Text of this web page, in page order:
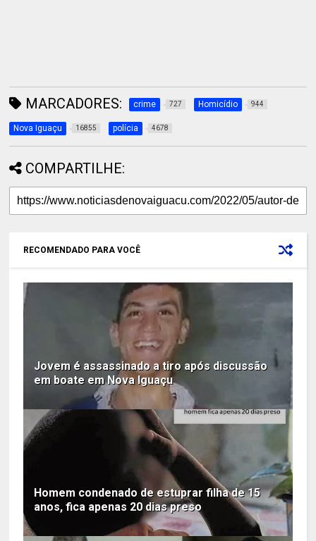
MARCADORES: crime 727 Homicídio 944
Nova Iguaçu 16855 polícia 4678
COMPARTILHE:
RECOMENDADO PARA VOCÊ
Jovem é assassinado a tiro após discussão
em boate em Nova Iguaçu
Homem condenado de estuprar filha de 15
anos, fica apenas 20 dias preso